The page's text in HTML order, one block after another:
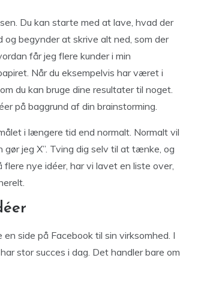
Du kan starte med at lave, hvad der
og begynder at skrive alt ned, som der
får jeg flere kunder i min
Når du eksempelvis har været i
du kan bruge dine resultater til noget.
på baggrund af din brainstorming.
i længere tid end normalt. Normalt vil
gør jeg X”. Tving dig selv til at tænke, og
flere nye idéer, har vi lavet en liste over,
side på Facebook til sin virksomhed. I
stor succes i dag. Det handler bare om